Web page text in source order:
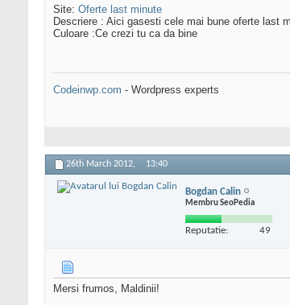
Site: Oferte last minute
Descriere : Aici gasesti cele mai bune oferte last
Culoare :Ce crezi tu ca da bine
Codeinwp.com - Wordpress experts
26th March 2012, 13:40
Bogdan Calin
Membru SeoPedia
Reputatie: 49
Mersi frumos, Maldinii!